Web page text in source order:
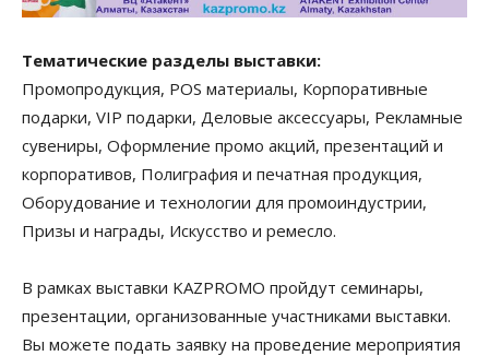
Тематические разделы выставки:
Промопродукция, POS материалы, Корпоративные
подарки, VIP подарки, Деловые аксессуары, Рекламные
сувениры, Оформление промо акций, презентаций и
корпоративов, Полиграфия и печатная продукция,
Оборудование и технологии для промоиндустрии,
Призы и награды, Искусство и ремесло.
В рамках выставки KAZPROMO пройдут семинары,
презентации, организованные участниками выставки.
Вы можете подать заявку на проведение мероприятия